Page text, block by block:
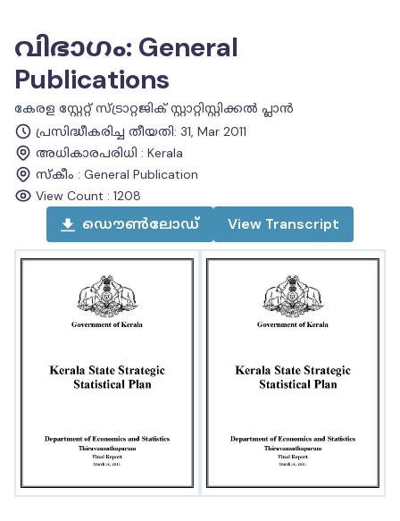
വിഭാഗം: General
Publications
കേരള സ്റ്റേറ്റ് സ്ട്രാറ്റജിക് സ്റ്റാറ്റിസ്റ്റിക്കൽ പ്ലാൻ
പ്രസിദ്ധീകരിച്ച തീയതി: 31, Mar 2011
അധികാരപരിധി : Kerala
സ്കീം : General Publication
View Count : 1208
ഡൌൺലോഡ് View Transcript